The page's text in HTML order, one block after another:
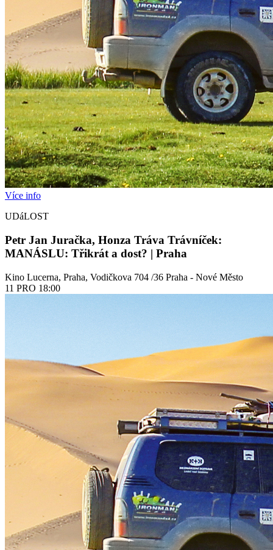
Více info
UDáLOST
Petr Jan Juračka, Honza Tráva Trávníček:
MANÁSLU: Třikrát a dost? | Praha
Kino Lucerna, Praha, Vodičkova 704 /36 Praha - Nové Město
11 PRO 18:00